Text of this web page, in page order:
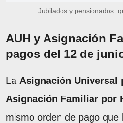
Jubilados y pensionados:
AUH y Asignación
pagos del 12 de
La Asignación Universal
Asignación Familiar por
mismo orden de pago que